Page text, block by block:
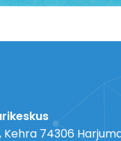
Kehra 74306